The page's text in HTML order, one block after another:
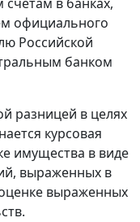
в банках,
официального
Российской
банком
разницей в целях
курсовая
имущества в виде
выраженных в
выраженных